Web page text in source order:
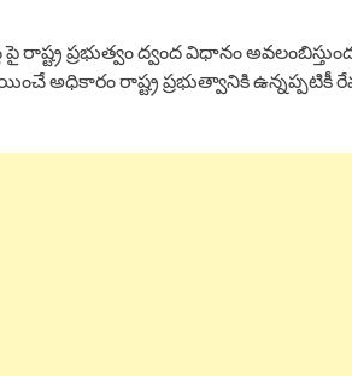
పై రాష్ట్ర ప్రభుత్వం ద్వంద విధానం
అధికారం రాష్ట్ర ప్రభుత్వానికి ఉన్నప్పటికీ